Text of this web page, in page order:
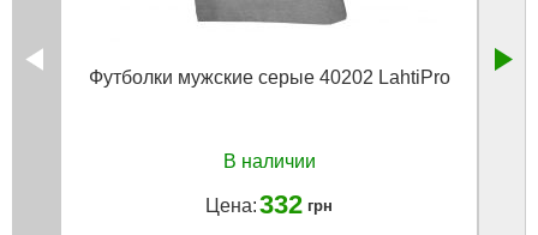
Футболки мужские серые 40202 LahtiPro
В наличии
Цена:332 грн